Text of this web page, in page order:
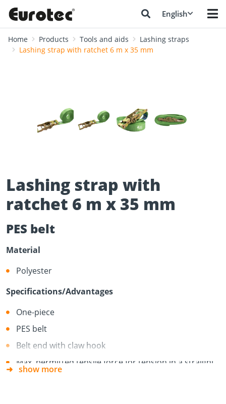
English
Home Products Tools and aids
Lashing straps
Lashing strap with ratchet 6 m x 35 mm
Lashing strap with
ratchet 6 m x 35 mm
PES belt
Material
Polyester
Specifications/Advantages
One-piece
PES belt
Belt end with claw hook
Max. permitted tensile force for tension in a straight
line 1000 daN; for wrap-around tension 2000 daN
show more